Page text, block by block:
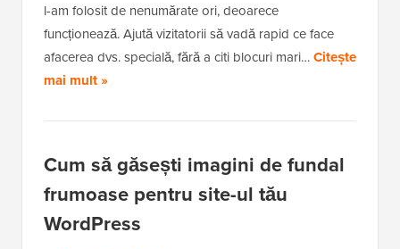
l-am folosit de nenumărate ori, deoarece
funcționează. Ajută vizitatorii să vadă rapid ce face
afacerea dvs. specială, fără a citi blocuri mari…Citește
mai mult »
Cum să găsești imagini de fundal
frumoase pentru site-ul tău
WordPress